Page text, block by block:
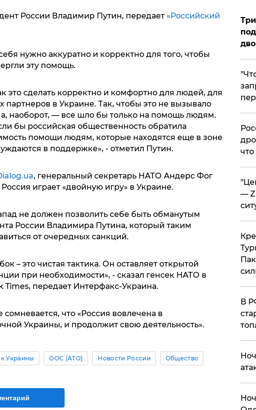
России Владимир Путин, передает «Российский
нужно аккуратно и корректно для того, чтобы
эту помощь.
это сделать корректно и комфортно для людей, для
партнеров в Украине. Так, чтобы это не вызывало
наоборот, — все шло бы только на помощь людям.
бы российская общественность обратила
помощи людям, которые находятся еще в зоне
в поддержке», - отметил Путин.
, генеральный секретарь НАТО Андерс Фог
играет «двойную игру» в Украине.
не должен позволить себе быть обманутым
России Владимира Путина, который таким
от очередных санкций.
– это чистая тактика. Он оставляет открытой
при необходимости», - сказал генсек НАТО в
Times, передает Интерфакс-Украина.
что «Россия вовлечена в
Украины, и продолжит свою деятельность».
Украины ООС (АТО) Новости России Общество
—
​В